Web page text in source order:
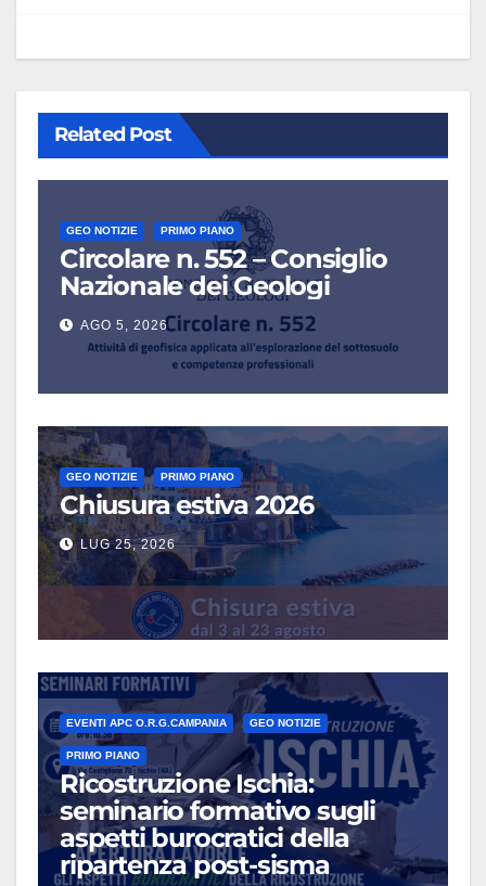
Related Post
GEO NOTIZIE PRIMO PIANO
Circolare n. 552 – Consiglio
Nazionale dei Geologi
AGO 5, 2026
GEO NOTIZIE PRIMO PIANO
Chiusura estiva 2026
LUG 25, 2026
EVENTI APC O.R.G.CAMPANIA GEO NOTIZIE
PRIMO PIANO
Ricostruzione Ischia:
seminario formativo sugli
aspetti burocratici della
ripartenza post-sisma